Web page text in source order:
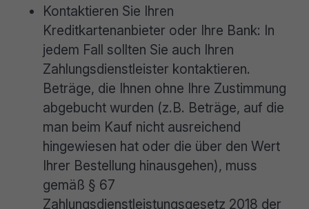
Kontaktieren Sie Ihren
Kreditkartenanbieter oder Ihre Bank: In
jedem Fall sollten Sie auch Ihren
Zahlungsdienstleister kontaktieren.
Beträge, die Ihnen ohne Ihre Zustimmung
abgebucht wurden (z.B. Beträge, auf die
man beim Kauf nicht ausreichend
hingewiesen hat oder die über den Wert
Ihrer Bestellung hinausgehen), muss
gemäß § 67
Zahlungsdienstleistungsgesetz 2018 der